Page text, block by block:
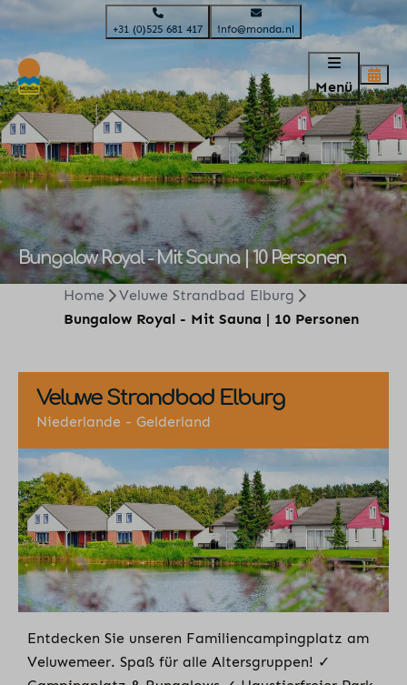
+31 (0)525 681 417 info@monda.nl
Menü
Bungalow Royal - Mit Sauna | 10 Personen
Home
Veluwe Strandbad Elburg
Bungalow Royal - Mit Sauna | 10 Personen
Veluwe Strandbad Elburg
Niederlande - Gelderland
Entdecken Sie unseren Familiencampingplatz am
Veluwemeer. Spaß für alle Altersgruppen! ✓